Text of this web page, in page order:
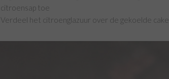
citroensap toe
Verdeel het citroenglazuur over de gekoelde cake